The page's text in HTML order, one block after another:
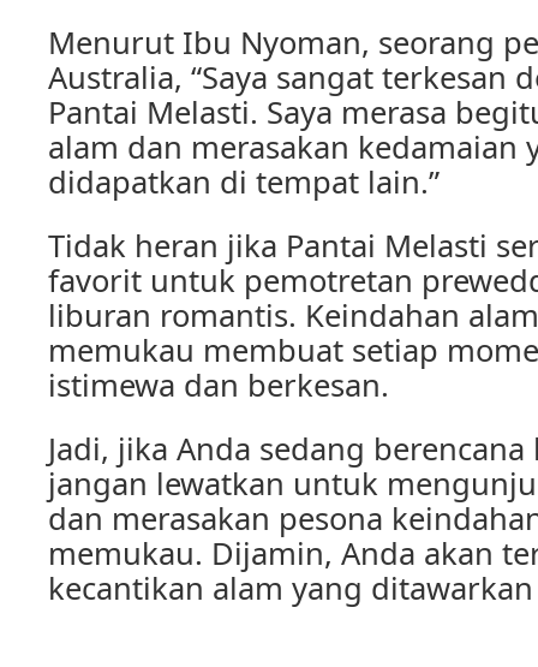
Menurut Ibu Nyoman, seorang
Australia, “Saya sangat terkesan
Pantai Melasti. Saya merasa
alam dan merasakan kedamaian
didapatkan di tempat lain.”
Tidak heran jika Pantai Melasti
favorit untuk pemotretan
liburan romantis. Keindahan
memukau membuat setiap
istimewa dan berkesan.
Jadi, jika Anda sedang
jangan lewatkan untuk
dan merasakan pesona
memukau. Dijamin, Anda akan
kecantikan alam yang